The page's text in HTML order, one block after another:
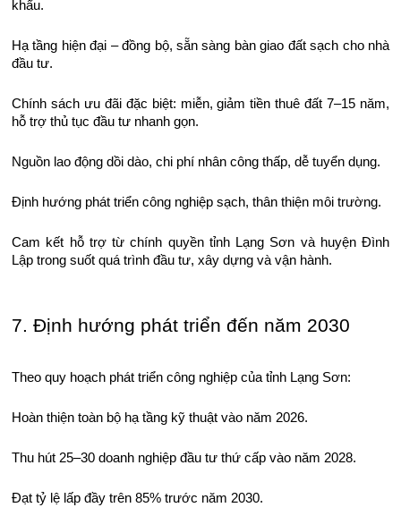
khẩu.
Hạ tầng hiện đại – đồng bộ, sẵn sàng bàn giao đất sạch cho nhà
đầu tư.
Chính sách ưu đãi đặc biệt: miễn, giảm tiền thuê đất 7–15 năm,
hỗ trợ thủ tục đầu tư nhanh gọn.
Nguồn lao động dồi dào, chi phí nhân công thấp, dễ tuyển dụng.
Định hướng phát triển công nghiệp sạch, thân thiện môi trường.
Cam kết hỗ trợ từ chính quyền tỉnh Lạng Sơn và huyện Đình
Lập trong suốt quá trình đầu tư, xây dựng và vận hành.
7. Định hướng phát triển đến năm 2030
Theo quy hoạch phát triển công nghiệp của tỉnh Lạng Sơn:
Hoàn thiện toàn bộ hạ tầng kỹ thuật vào năm 2026.
Thu hút 25–30 doanh nghiệp đầu tư thứ cấp vào năm 2028.
Đạt tỷ lệ lấp đầy trên 85% trước năm 2030.